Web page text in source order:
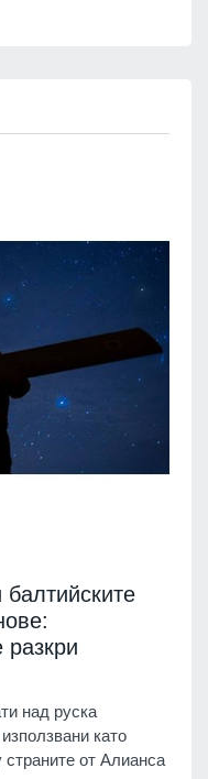
разкри
над руска
като
от Алианса